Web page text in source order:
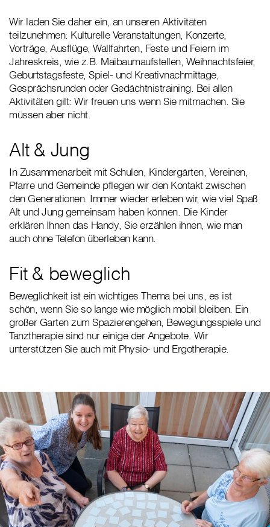
Wir laden Sie daher ein, an unseren Aktivitäten
teilzunehmen: Kulturelle Veranstaltungen, Konzerte,
Vorträge, Ausflüge, Wallfahrten, Feste und Feiern im
Jahreskreis, wie z.B. Maibaumaufstellen, Weihnachtsfeier,
Geburtstagsfeste, Spiel- und Kreativnachmittage,
Gesprächsrunden oder Gedächtnistraining. Bei allen
Aktivitäten gilt: Wir freuen uns wenn Sie mitmachen. Sie
müssen aber nicht.
Alt & Jung
In Zusammenarbeit mit Schulen, Kindergärten, Vereinen,
Pfarre und Gemeinde pflegen wir den Kontakt zwischen
den Generationen. Immer wieder erleben wir, wie viel Spaß
Alt und Jung gemeinsam haben können. Die Kinder
erklären Ihnen das Handy, Sie erzählen ihnen, wie man
auch ohne Telefon überleben kann.
Fit & beweglich
Beweglichkeit ist ein wichtiges Thema bei uns, es ist
schön, wenn Sie so lange wie möglich mobil bleiben. Ein
großer Garten zum Spazierengehen, Bewegungsspiele und
Tanztherapie sind nur einige der Angebote. Wir
unterstützen Sie auch mit Physio- und Ergotherapie.